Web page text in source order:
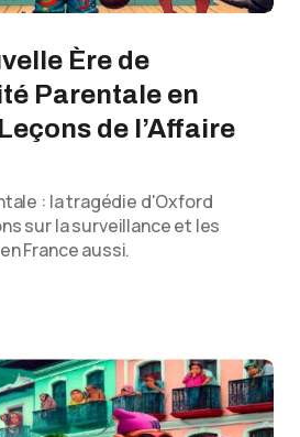
Ère de
Parentale en
de l’Affaire
: la tragédie d'Oxford
sur la surveillance et les
France aussi.